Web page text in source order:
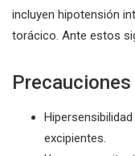
incluyen hipotensión
torácico. Ante estos
excipientes.